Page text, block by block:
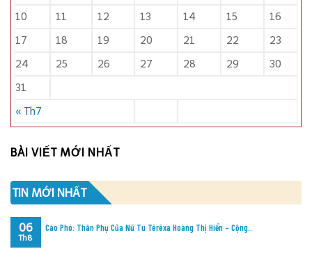
« Th7
10
11 12 13 14 15
16
17
18 19 20 21 22
23
24
25 26 27 28 29
30
31
BÀI VIẾT MỚI NHẤT
TIN MỚI NHẤT
Cáo Phó: Thân Phụ Của Nữ Tu Têrêxa Hoàng Thị Hiển – Cộng..
06
Th8